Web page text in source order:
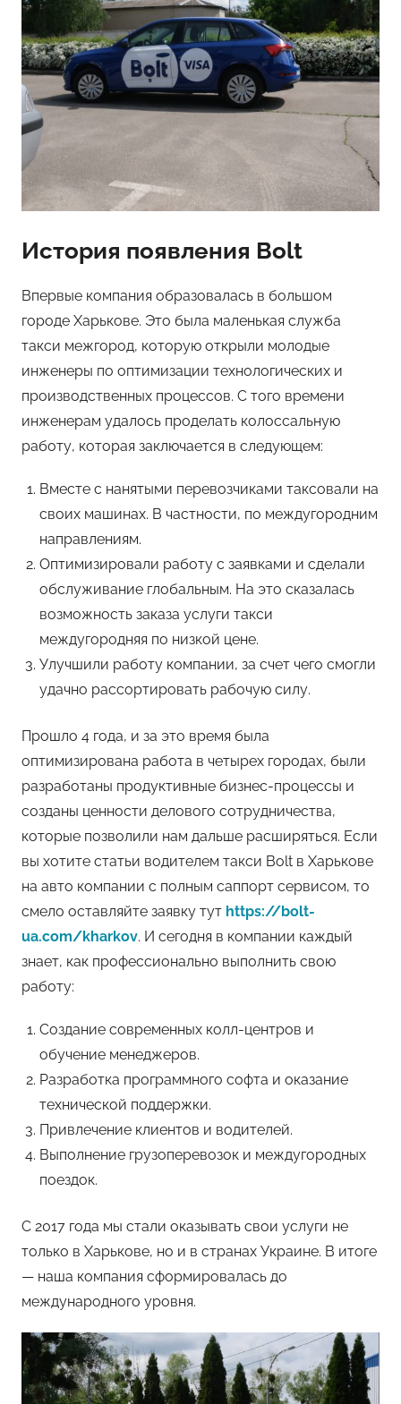
История появления Bolt
Впервые компания образовалась в большом
городе Харькове. Это была маленькая служба
такси межгород, которую открыли молодые
инженеры по оптимизации технологических и
производственных процессов. С того времени
инженерам удалось проделать колоссальную
работу, которая заключается в следующем:
Вместе с нанятыми перевозчиками таксовали на
своих машинах. В частности, по междугородним
направлениям.
Оптимизировали работу с заявками и сделали
обслуживание глобальным. На это сказалась
возможность заказа услуги такси
междугородняя по низкой цене.
Улучшили работу компании, за счет чего смогли
удачно рассортировать рабочую силу.
Прошло 4 года, и за это время была
оптимизирована работа в четырех городах, были
разработаны продуктивные бизнес-процессы и
созданы ценности делового сотрудничества,
которые позволили нам дальше расширяться. Если
вы хотите статьи водителем такси Bolt в Харькове
на авто компании с полным саппорт сервисом, то
смело оставляйте заявку тут https://bolt-
ua.com/kharkov. И сегодня в компании каждый
знает, как профессионально выполнить свою
работу:
Создание современных колл-центров и
обучение менеджеров.
Разработка программного софта и оказание
технической поддержки.
Привлечение клиентов и водителей.
Выполнение грузоперевозок и междугородных
поездок.
С 2017 года мы стали оказывать свои услуги не
только в Харькове, но и в странах Украине. В итоге
— наша компания сформировалась до
международного уровня.